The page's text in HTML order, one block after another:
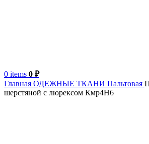
0 items 0 ₽
Главная ОДЕЖНЫЕ ТКАНИ Пальтовая
шерстяной с люрексом Кмр4Н6